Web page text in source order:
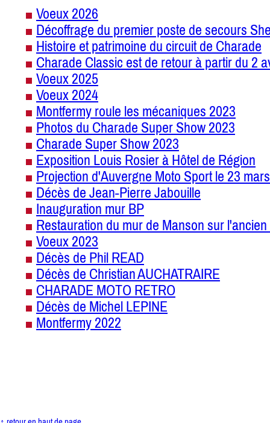
Voeux 2026
Décoffrage du premier poste de secours
Histoire et patrimoine du circuit de Charade
Charade Classic est de retour à partir du 2
Voeux 2025
Voeux 2024
Montfermy roule les mécaniques 2023
Photos du Charade Super Show 2023
Charade Super Show 2023
Exposition Louis Rosier à Hôtel de Région
Projection d'Auvergne Moto Sport le 23 mars
Décès de Jean-Pierre Jabouille
Inauguration mur BP
Restauration du mur de Manson sur
Voeux 2023
Décès de Phil READ
Décès de Christian AUCHATRAIRE
CHARADE MOTO RETRO
Décès de Michel LEPINE
Montfermy 2022